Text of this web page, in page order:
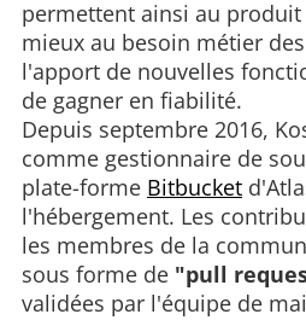
permettent ainsi au
mieux au besoin métier
l'apport de nouvelles
de gagner en fiabilité.
Depuis septembre 2016,
comme gestionnaire de
plate-forme Bitbucket
l'hébergement. Les
les membres de la
sous forme de "pull
validées par l'équipe de